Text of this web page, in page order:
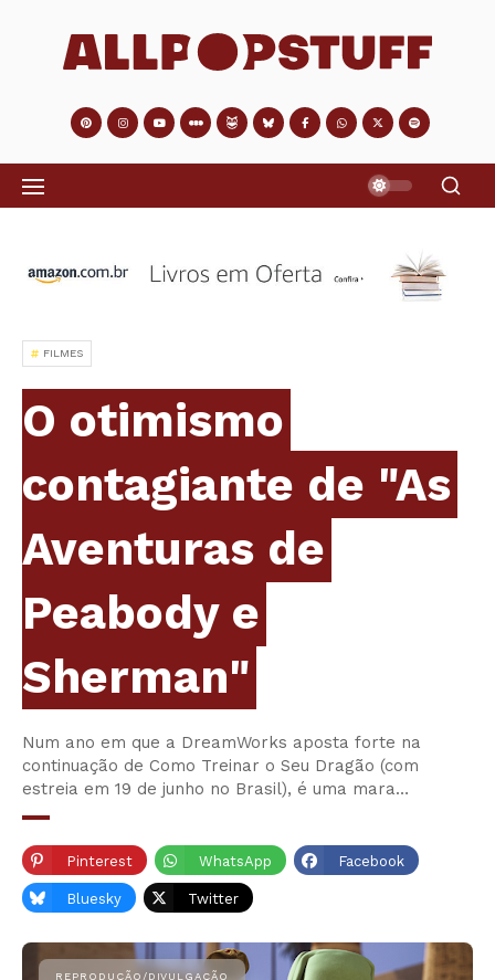
FILMES
O otimismo
contagiante de "As
Aventuras de
Peabody e
Sherman"
Num ano em que a DreamWorks aposta forte na
continuação de Como Treinar o Seu Dragão (com
estreia em 19 de junho no Brasil), é uma mara…
Pinterest WhatsApp Facebook
Bluesky Twitter